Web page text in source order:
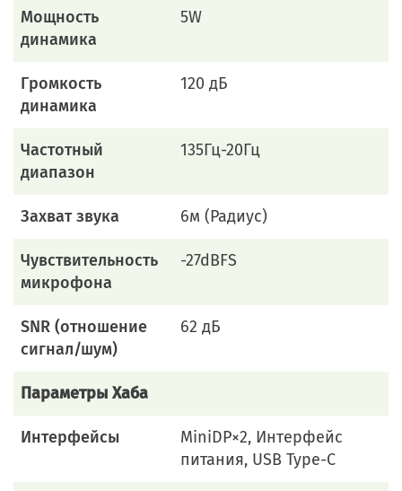
Мощность
динамика
5W
Громкость
динамика
120 дБ
Частотный
диапазон
135Гц-20Гц
Захват звука 6м (Радиус)
Чувствительность
микрофона
-27dBFS
SNR (отношение
сигнал/шум)
62 дБ
Параметры Хаба
Интерфейсы
MiniDP×2, Интерфейс
питания, USB Type-C